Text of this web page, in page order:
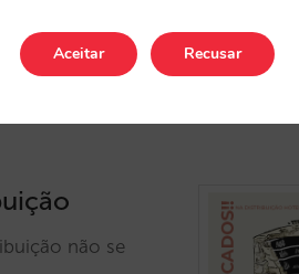
não se
Aceitar Recusar